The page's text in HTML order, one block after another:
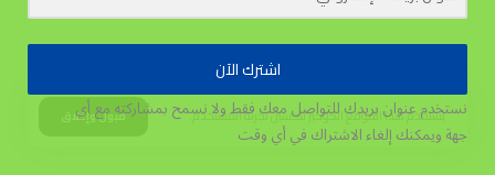
يستخدم هذا الموقع الكوكيز لتحسين تجربة المستخدم. قبول وإغلاق
اشترك الآن
نستخدم عنوان بريدك للتواصل معك فقط ولا نسمح بمشاركته مع أي
جهةويمكنك إلغاء الاشتراك في أي وقت